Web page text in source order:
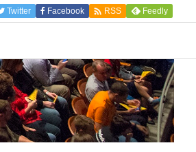
Twitter Facebook  RSS Feedly